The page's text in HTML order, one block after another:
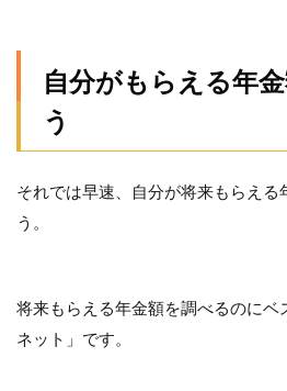
自分がもらえる年
う
それでは早速、自分が将来もらえる
う。
将来もらえる年金額を調べるのにベ
ネット」です。